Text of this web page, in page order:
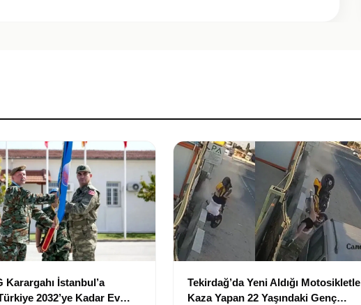
Karargahı İstanbul’a
2032’ye Kadar Ev
Tekirdağ’da Yeni Aldığı Motosikletle
Kaza Yapan 22 Yaşındaki Genç